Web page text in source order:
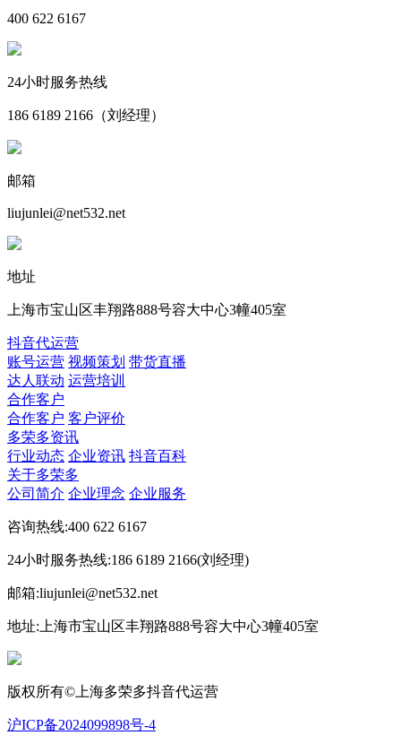
400 622 6167
24小时服务热线
186 6189 2166（刘经理）
邮箱
liujunlei@net532.net
地址
上海市宝山区丰翔路888号容大中心3幢405室
抖音代运营
账号运营 视频策划 带货直播
达人联动 运营培训
合作客户
合作客户 客户评价
多荣多资讯
行业动态 企业资讯 抖音百科
关于多荣多
公司简介 企业理念 企业服务
咨询热线:400 622 6167
24小时服务热线:186 6189 2166(刘经理)
邮箱:liujunlei@net532.net
地址:上海市宝山区丰翔路888号容大中心3幢405室
版权所有©上海多荣多抖音代运营
沪ICP备2024099898号-4